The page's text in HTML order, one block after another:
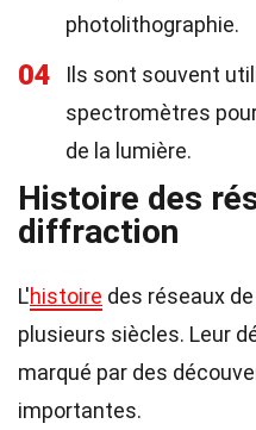
photolithographie.
04
Ils sont souvent
spectromètres
de la lumière.
Histoire des
diffraction
L'histoire des réseaux
plusieurs siècles. Leur
marqué par des
importantes.